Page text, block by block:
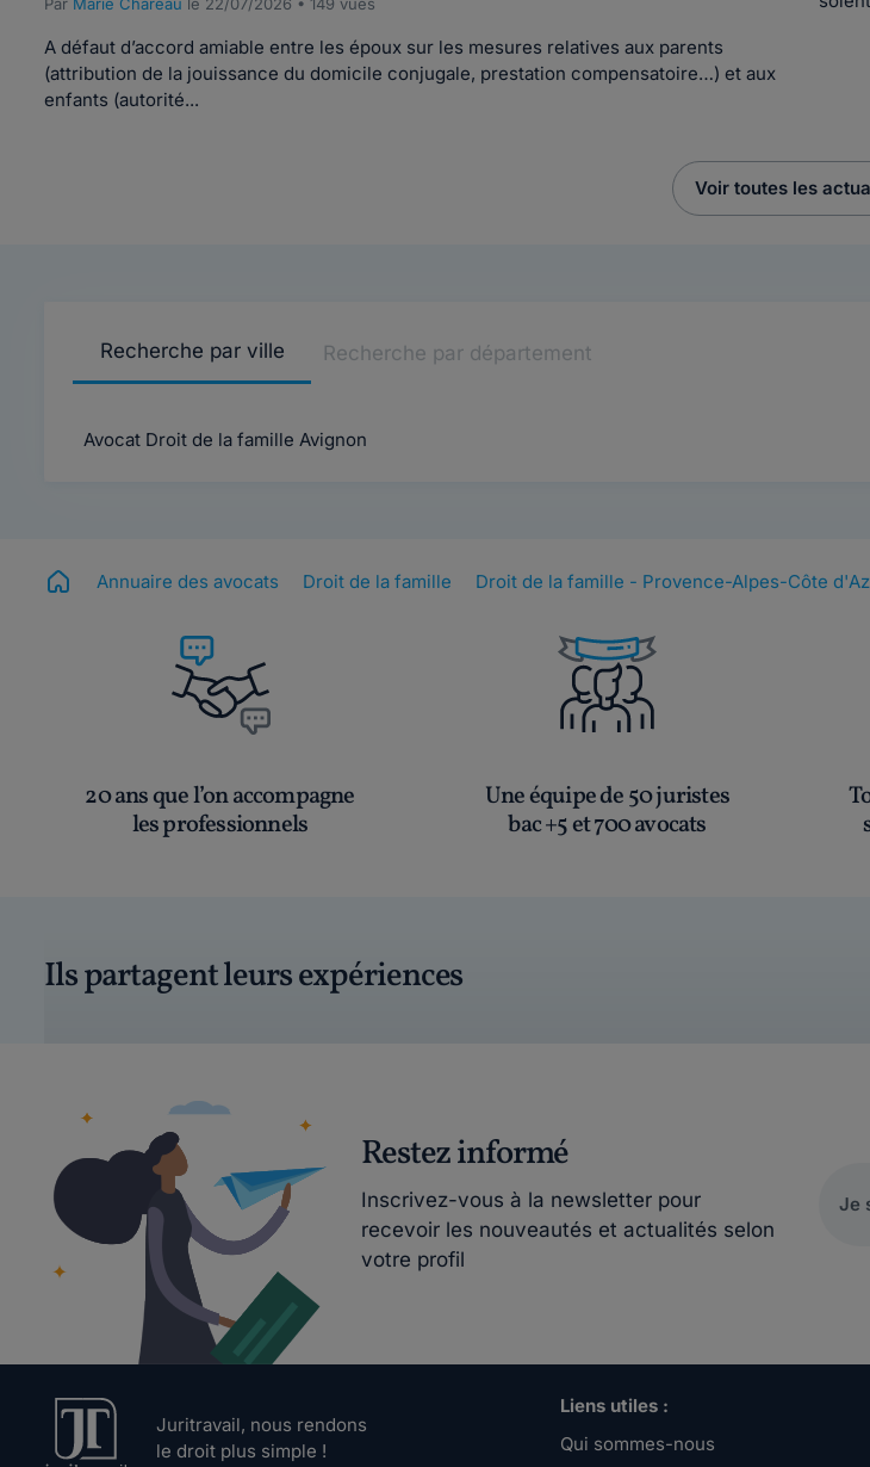
A défaut d’accord amiable entre les époux sur les mesures relatives aux parents
(attribution de la jouissance du domicile conjugale, prestation compensatoire…) et aux
enfants (autorité...
Voir toutes les
Recherche par ville Recherche par département
Avocat Droit de la famille Avignon
Annuaire des avocats Droit de la famille Droit de la famille - Provence-Alpes-Côte
20 ans que l’on accompagne
les professionnels
Une équipe de 50 juristes
bac +5 et 700 avocats
Ils partagent leurs expériences
Restez informé
Inscrivez-vous à la newsletter pour
recevoir les nouveautés et actualités selon
votre profil
Juritravail, nous rendons
le droit plus simple !
Liens utiles :
Qui sommes-nous